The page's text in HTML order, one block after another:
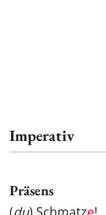
Imperativ
Präsens
(du) Schmatze!